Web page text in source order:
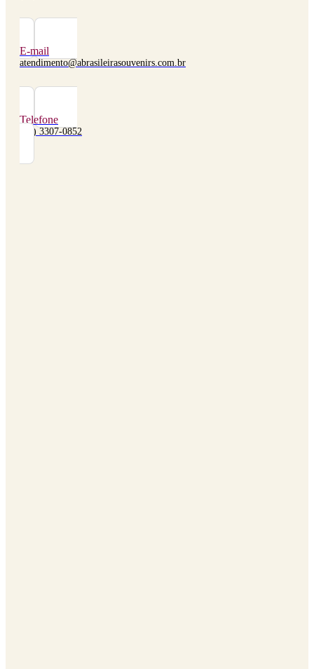
E-mail
atendimento@abrasileirasouvenirs.com.br
Telefone
(48) 3307-0852